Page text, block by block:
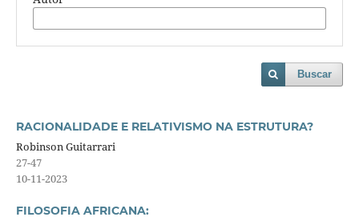
Buscar
RACIONALIDADE E RELATIVISMO NA ESTRUTURA?
Robinson Guitarrari
27-47
10-11-2023
FILOSOFIA AFRICANA: